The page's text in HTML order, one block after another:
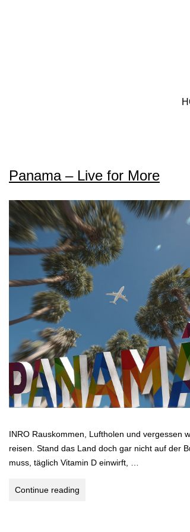
Panama – Live for More
INRO Rauskommen, Luftholen und vergessen
reisen. Stand das Land doch gar nicht auf der
muss, täglich Vitamin D einwirft, …
Continue reading